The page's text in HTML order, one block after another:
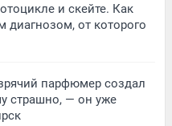
и скейте. Как
диагнозом, от которого
парфюмер создал
страшно, — он уже